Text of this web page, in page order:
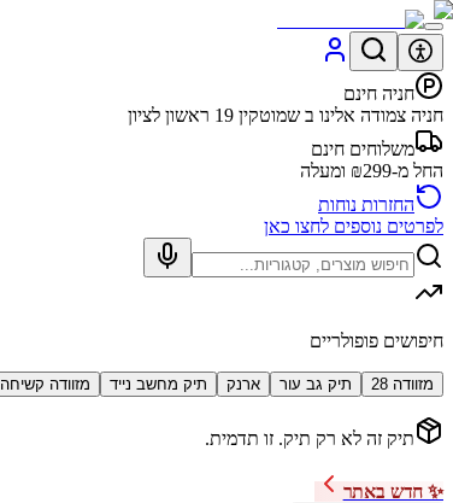
חניה חינם
חניה צמודה אלינו ב שמוטקין 19 ראשון לציון
משלוחים חינם
החל מ-₪299 ומעלה
החזרות נוחות
לפרטים נוספים לחצו כאן
חיפושים פופולריים
מזוודה 28 תיק גב עור ארנק תיק מחשב נייד מזוודה קשיחה
תיק זה לא רק תיק. זו תדמית.
✨ חדש באתר